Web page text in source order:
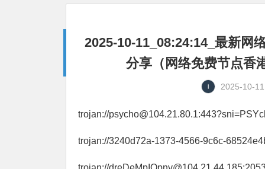
2025-10-11_08:24:14_最新
分享（网络免费节点香
2025-10-11
trojan://
trojan://3240d72a-1373-4566-9c6c-